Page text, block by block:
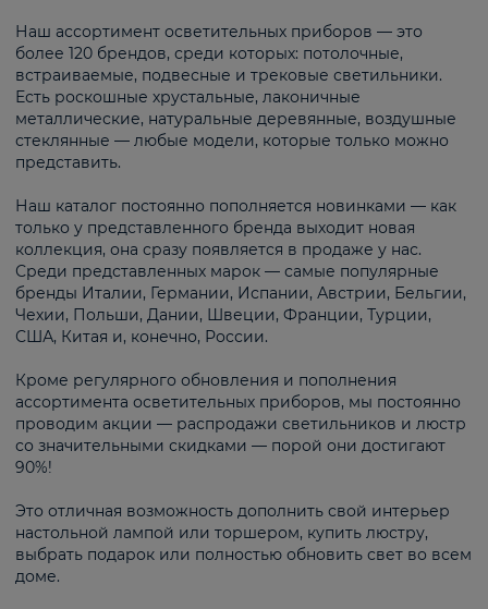
Наш ассортимент осветительных приборов — это
более 120 брендов, среди которых: потолочные,
встраиваемые, подвесные и трековые светильники.
Есть роскошные хрустальные, лаконичные
металлические, натуральные деревянные, воздушные
стеклянные — любые модели, которые только можно
представить.
Наш каталог постоянно пополняется новинками — как
только у представленного бренда выходит новая
коллекция, она сразу появляется в продаже у нас.
Среди представленных марок — самые популярные
бренды Италии, Германии, Испании, Австрии, Бельгии,
Чехии, Польши, Дании, Швеции, Франции, Турции,
США, Китая и, конечно, России.
Кроме регулярного обновления и пополнения
ассортимента осветительных приборов, мы постоянно
проводим акции — распродажи светильников и люстр
со значительными скидками — порой они достигают
90%!
Это отличная возможность дополнить свой интерьер
настольной лампой или торшером, купить люстру,
выбрать подарок или полностью обновить свет во всем
доме.